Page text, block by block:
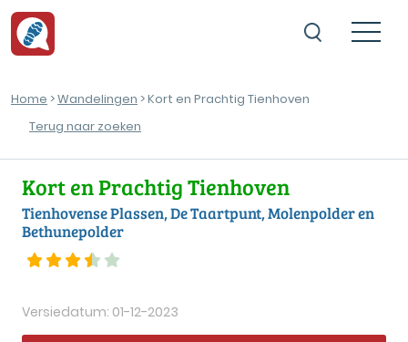
Home >Wandelingen > Kort en Prachtig Tienhoven
Terug naar zoeken
Kort en Prachtig Tienhoven
Tienhovense Plassen, De Taartpunt, Molenpolder en
Bethunepolder
Versiedatum: 01-12-2023